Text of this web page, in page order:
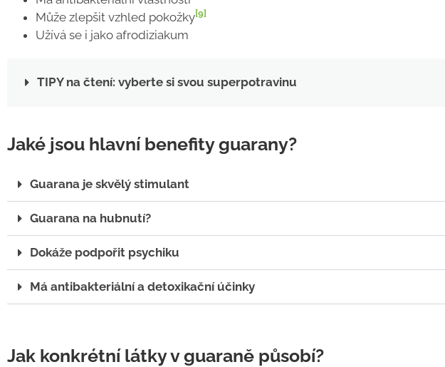
Může zlepšit vzhled pokožky[9]
Užívá se i jako afrodiziakum
TIPY na čtení: vyberte si svou superpotravinu
Jaké jsou hlavní benefity guarany?
Guarana je skvělý stimulant
Guarana na hubnutí?
Dokáže podpořit psychiku
Má antibakteriální a detoxikační účinky
Jak konkrétní látky v guaraně působí?